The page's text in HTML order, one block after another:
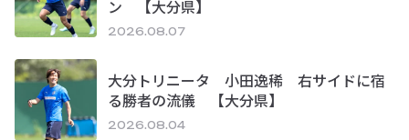
ン 【大分県】
2026.08.07
大分トリニータ 小田逸稀 右サイドに宿
る勝者の流儀 【大分県】
2026.08.04